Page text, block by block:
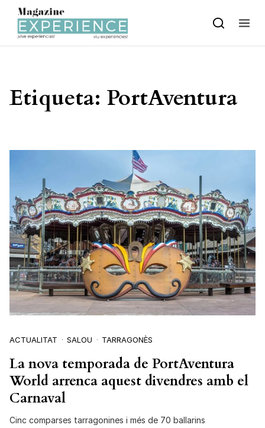
Skip to content
Etiqueta: PortAventura
ACTUALITAT SALOU TARRAGONÈS
La nova temporada de PortAventura
World arrenca aquest divendres amb el
Carnaval
Cinc comparses tarragonines i més de 70 ballarins